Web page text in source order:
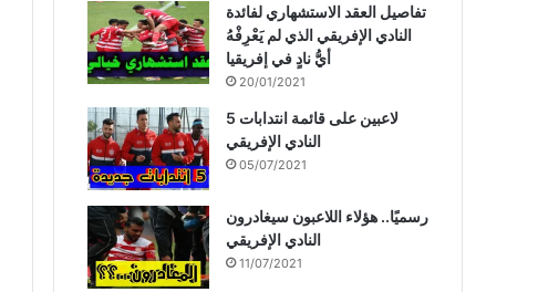
تفاصيل العقد الاستشهاري لفائدة
النادي الإفريقي الذي لم يَعْرِفْهُ
أيُّ نادٍ في إفريقيا
20/01/2021
5 لاعبين على قائمة انتدابات
النادي الإفريقي
05/07/2021
رسميًا.. هؤلاء اللاعبون سيغادرون
النادي الإفريقي
11/07/2021